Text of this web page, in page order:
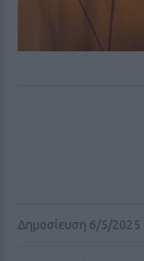
Δημοσίευση 6/5/2025